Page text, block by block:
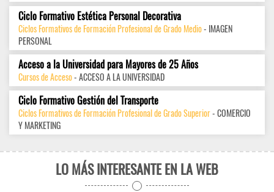
Ciclo Formativo Estética Personal Decorativa
Ciclos Formativos de Formación Profesional de Grado Medio- IMAGEN
PERSONAL
Acceso a la Universidad para Mayores de 25 Años
Cursos de Acceso- ACCESO A LA UNIVERSIDAD
Ciclo Formativo Gestión del Transporte
Ciclos Formativos de Formación Profesional de Grado Superior- COMERCIO
Y MARKETING
LO MÁS INTERESANTE EN LA WEB